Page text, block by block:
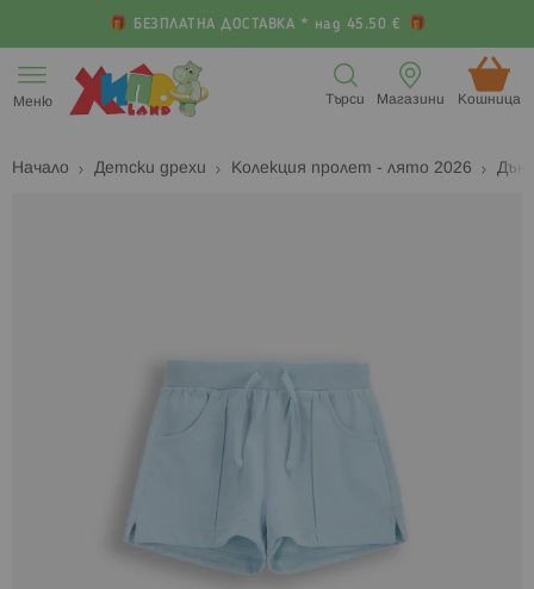
БЕЗПЛАТНА ДОСТАВКА * над 45.50 €
към
съдържанието
Меню Кошница (
Магазини
Търси
Начало Детски дрехи Колекция пролет - лято 2026